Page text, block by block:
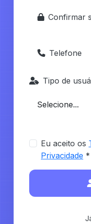
Confirmar
Telefone
Tipo de
Eu aceito os
Privacidade *